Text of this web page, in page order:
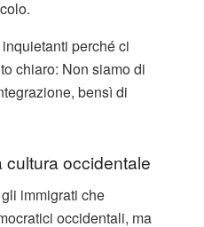
perché ci
chiaro: Non siamo di
bensì di
cultura occidentale
immigrati che
occidentali, ma